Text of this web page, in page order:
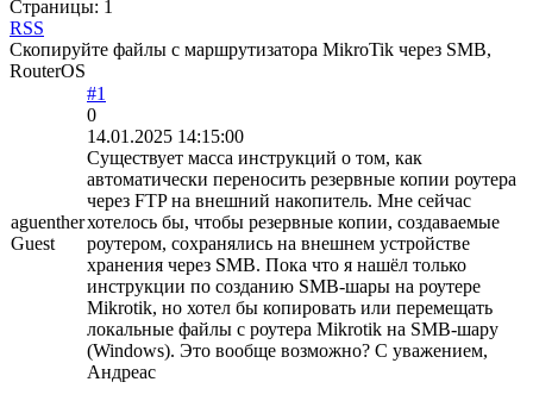
Страницы: 1
RSS
Скопируйте файлы с маршрутизатора MikroTik через SMB,
RouterOS
aguenther
Guest
#1
0
14.01.2025 14:15:00
Существует масса инструкций о том, как
автоматически переносить резервные копии роутера
через FTP на внешний накопитель. Мне сейчас
хотелось бы, чтобы резервные копии, создаваемые
роутером, сохранялись на внешнем устройстве
хранения через SMB. Пока что я нашёл только
инструкции по созданию SMB-шары на роутере
Mikrotik, но хотел бы копировать или перемещать
локальные файлы с роутера Mikrotik на SMB-шару
(Windows). Это вообще возможно? С уважением,
Андреас